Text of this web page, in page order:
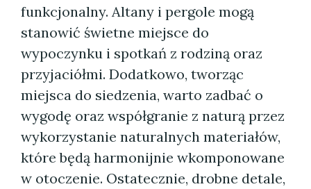
funkcjonalny. Altany i pergole mogą
stanowić świetne miejsce do
wypoczynku i spotkań z rodziną oraz
przyjaciółmi. Dodatkowo, tworząc
miejsca do siedzenia, warto zadbać o
wygodę oraz współgranie z naturą przez
wykorzystanie naturalnych materiałów,
które będą harmonijnie wkomponowane
w otoczenie. Ostatecznie, drobne detale,